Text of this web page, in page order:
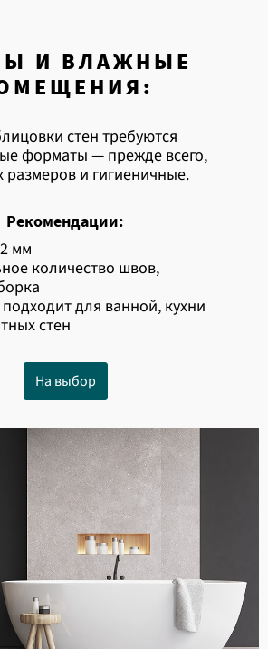
И ВЛАЖНЫЕ
стен требуются
форматы — прежде всего,
размеров и гигиеничные.
Рекомендации:
мм
количество швов,
для ванной, кухни
стен
На выбор